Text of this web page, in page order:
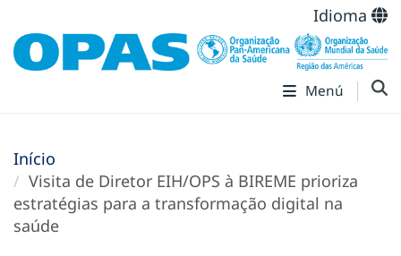
Idioma
Menú
Início
Visita de Diretor EIH/OPS à BIREME prioriza
estratégias para a transformação digital na
saúde